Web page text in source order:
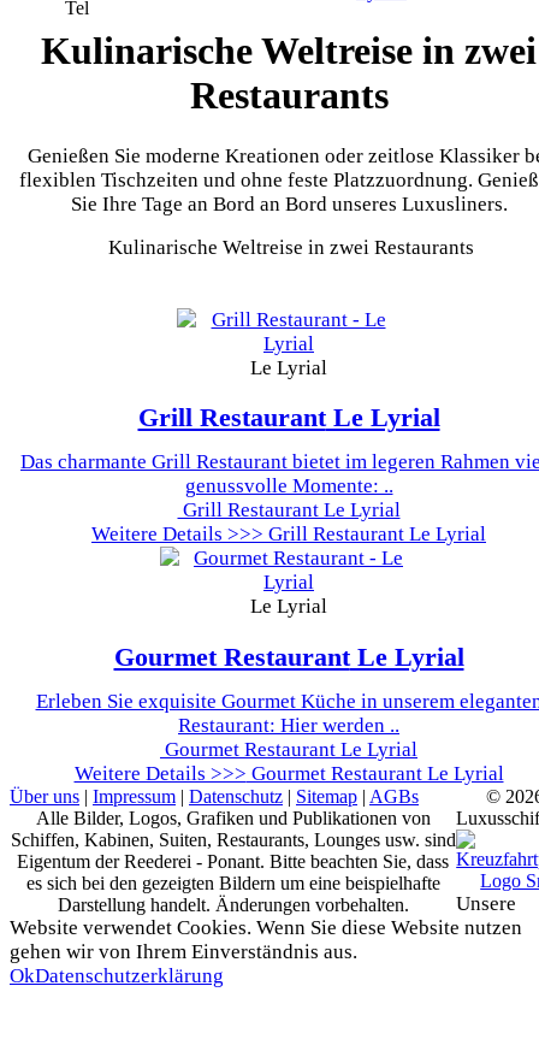
Kulinarische Weltreise in zwei
Restaurants
Genießen Sie moderne Kreationen oder zeitlose Klassiker
flexiblen Tischzeiten und ohne feste Platzzuordnung.
Sie Ihre Tage an Bord an Bord unseres Luxusliners.
Kulinarische Weltreise in zwei Restaurants
Le Lyrial
Grill RestaurantLe Lyrial
Das charmante Grill Restaurant bietet im legeren Rahmen
genussvolle Momente: ..
Grill Restaurant Le Lyrial
Weitere Details >>> Grill Restaurant Le Lyrial
Le Lyrial
Gourmet RestaurantLe Lyrial
Erleben Sie exquisite Gourmet Küche in unserem
Restaurant: Hier werden ..
Gourmet Restaurant Le Lyrial
Weitere Details >>> Gourmet Restaurant Le Lyrial
Über uns | Impressum | Datenschutz | Sitemap | AGBs
Alle Bilder, Logos, Grafiken und Publikationen von
Schiffen, Kabinen, Suiten, Restaurants, Lounges usw. sind
Eigentum der Reederei - Ponant. Bitte beachten Sie, dass
es sich bei den gezeigten Bildern um eine beispielhafte
Darstellung handelt. Änderungen vorbehalten.
©
Unsere
Website verwendet Cookies. Wenn Sie diese Website nutzen
gehen wir von Ihrem Einverständnis aus.
OkDatenschutzerklärung